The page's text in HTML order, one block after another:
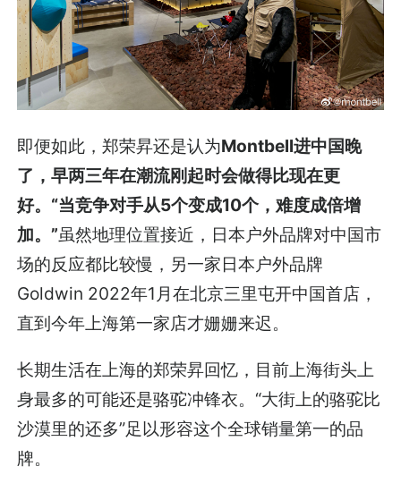
即便如此，郑荣昇还是认为Montbell进中国晚
了，早两三年在潮流刚起时会做得比现在更
好。“当竞争对手从5个变成10个，难度成倍增
加。”虽然地理位置接近，日本户外品牌对中国市
场的反应都比较慢，另一家日本户外品牌
Goldwin 2022年1月在北京三里屯开中国首店，
直到今年上海第一家店才姗姗来迟。
长期生活在上海的郑荣昇回忆，目前上海街头上
身最多的可能还是骆驼冲锋衣。“大街上的骆驼比
沙漠里的还多”足以形容这个全球销量第一的品
牌。